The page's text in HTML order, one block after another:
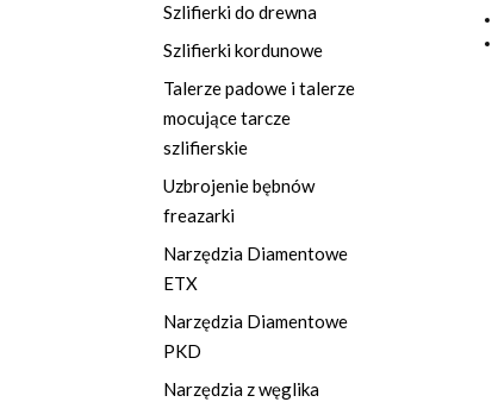
Szlifierki do drewna
Szlifierki kordunowe
Talerze padowe i talerze
mocujące tarcze
szlifierskie
Uzbrojenie bębnów
freazarki
Narzędzia Diamentowe
ETX
Narzędzia Diamentowe
PKD
Narzędzia z węglika